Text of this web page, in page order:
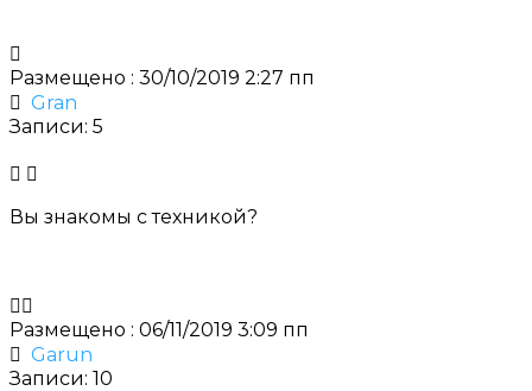
Размещено : 30/10/2019 2:27 пп
Gran
Записи: 5
Вы знакомы с техникой?
Размещено : 06/11/2019 3:09 пп
Garun
Записи: 10